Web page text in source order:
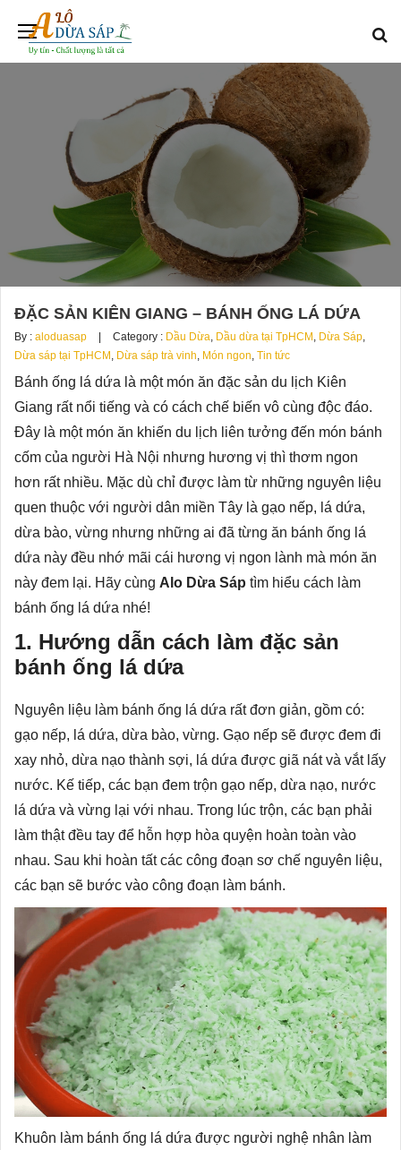
ĐẶC SẢN KIÊN GIANG – BÁNH ỐNG LÁ DỨA
By : aloduasap Category : Dầu Dừa, Dầu dừa tại TpHCM , Dừa Sáp,
Dừa sáp tại TpHCM , Dừa sáp trà vinh, Món ngon, Tin tức
Bánh ống lá dứa là một món ăn đặc sản du lịch Kiên
Giang rất nổi tiếng và có cách chế biến vô cùng độc đáo.
Đây là một món ăn khiến du lịch liên tưởng đến món bánh
cốm của người Hà Nội nhưng hương vị thì thơm ngon
hơn rất nhiều. Mặc dù chỉ được làm từ những nguyên liệu
quen thuộc với người dân miền Tây là gạo nếp, lá dứa,
dừa bào, vừng nhưng những ai đã từng ăn bánh ống lá
dứa này đều nhớ mãi cái hương vị ngon lành mà món ăn
này đem lại. Hãy cùng Alo Dừa Sáp tìm hiểu cách làm
bánh ống lá dứa nhé!
1. Hướng dẫn cách làm đặc sản
bánh ống lá dứa
Nguyên liệu làm bánh ống lá dứa rất đơn giản, gồm có:
gạo nếp, lá dứa, dừa bào, vừng. Gạo nếp sẽ được đem đi
xay nhỏ, dừa nạo thành sợi, lá dứa được giã nát và vắt lấy
nước. Kế tiếp, các bạn đem trộn gạo nếp, dừa nạo, nước
lá dứa và vừng lại với nhau. Trong lúc trộn, các bạn phải
làm thật đều tay để hỗn hợp hòa quyện hoàn toàn vào
nhau. Sau khi hoàn tất các công đoạn sơ chế nguyên liệu,
các bạn sẽ bước vào công đoạn làm bánh.
Khuôn làm bánh ống lá dứa được người nghệ nhân làm